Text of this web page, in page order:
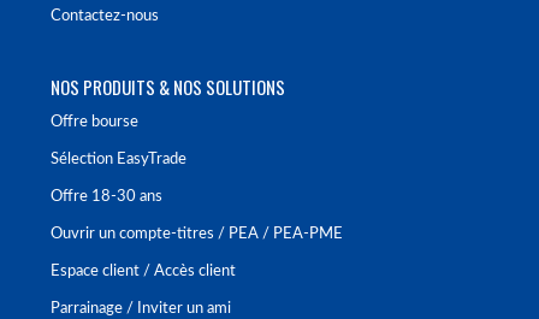
Contactez-nous
NOS PRODUITS & NOS SOLUTIONS
Offre bourse
Sélection EasyTrade
Offre 18-30 ans
Ouvrir un compte-titres / PEA / PEA-PME
Espace client / Accès client
Parrainage / Inviter un ami